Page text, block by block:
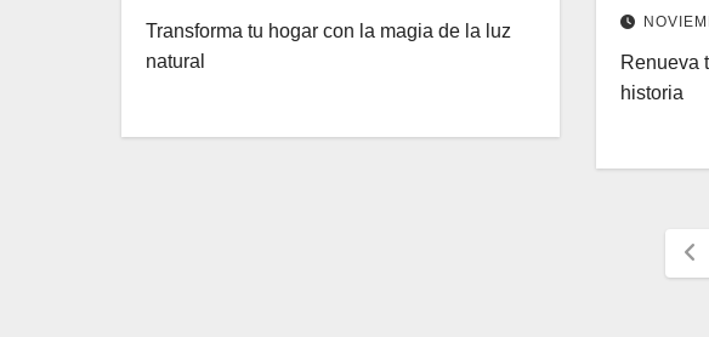
Transforma tu hogar con la magia de la luz
natural
Renueva
historia